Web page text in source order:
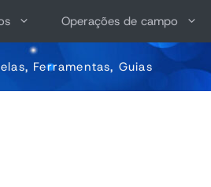
Operações de campo
Ferramentas, Guias